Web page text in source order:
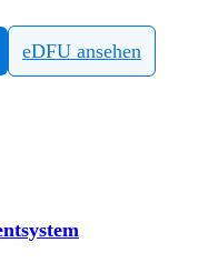
eDFU ansehen